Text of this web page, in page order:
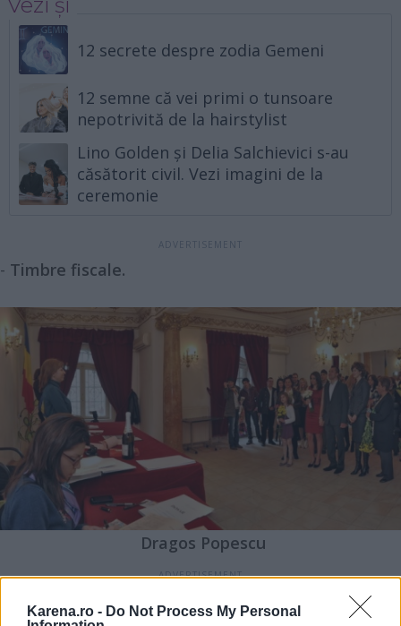
Karena.ro - Do Not Process My Personal
12 secrete despre zodia Gemeni
12 semne că vei primi o tunsoare
nepotrivită de la hairstylist
Lino Golden și Delia Salchievici s-au
căsătorit civil. Vezi imagini de la
ceremonie
- Timbre fiscale.
Dragos Popescu